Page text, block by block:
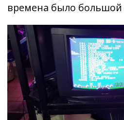
времена было большой